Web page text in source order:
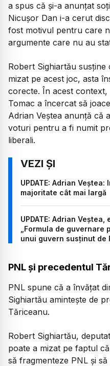
a spus că și-a anunțat
Nicușor Dan i-a cerut
fost motivul pentru care
argumente care nu au
Robert Sighiartău susține
mizat pe acest joc, asta
corecte. În acest
Tomac a încercat să
Adrian Veștea anunță că
voturi pentru a fi numit
liberali.
UPDATE: Adrian
majoritate cât mai largă
UPDATE: Adrian
„Formula de
unui guvern susținut de
PNL și precedentul
PNL spune că a învățat
Sighiartău amintește de
Tăriceanu.
Robert Sighiartău,
poate a mizat pe faptul
să fragmenteze PNL și